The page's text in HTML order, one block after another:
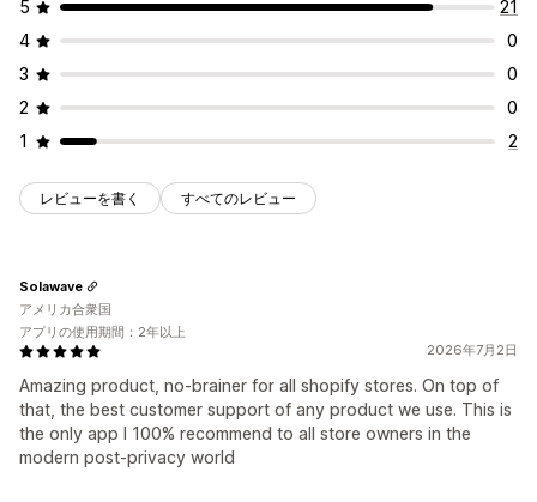
5
21
4
0
3
0
2
0
1
2
レビューを書く すべてのレビュー
2026年7月2日
Amazing product, no-brainer for all shopify stores. On top of
that, the best customer support of any product we use. This is
the only app I 100% recommend to all store owners in the
modern post-privacy world
Solawave
アメリカ合衆国
アプリの使用期間：2年以上